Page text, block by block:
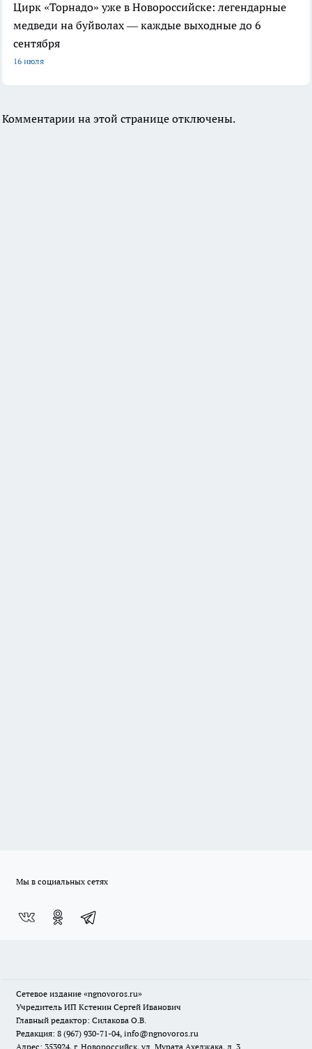
Цирк «Торнадо» уже в Новороссийске: легендарные
медведи на буйволах — каждые выходные до 6
сентября
16 июля
Комментарии на этой странице отключены.
Мы в социальных сетях
Сетевое издание «ngnovoros.ru»
Учредитель ИП Кстенин Сергей Иванович
Главный редактор: Силакова О.В.
Редакция: 8 (967) 930-71-04, info@ngnovoros.ru
Адрес: 353924, г. Новороссийск, ул. Мурата Ахеджака, д. 3